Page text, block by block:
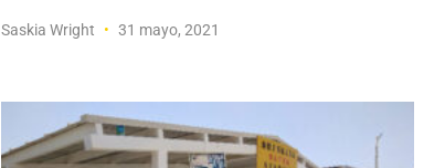
Saskia Wright 31 mayo, 2021